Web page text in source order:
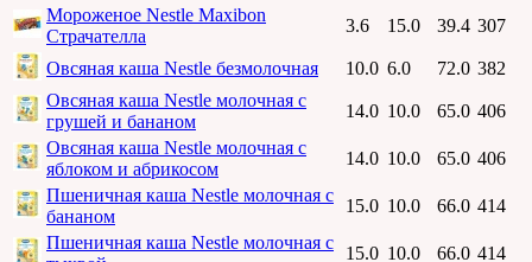
Мороженое Nestle Maxibon
Страчателла
3.6 15.0 39.4 307
Овсяная каша Nestle безмолочная 10.0 6.0 72.0 382
Овсяная каша Nestle молочная с
грушей и бананом
14.0 10.0 65.0 406
Овсяная каша Nestle молочная с
яблоком и абрикосом
14.0 10.0 65.0 406
Пшеничная каша Nestle молочная с
бананом
15.0 10.0 66.0 414
Пшеничная каша Nestle молочная с
15.0 10.0 66.0 414